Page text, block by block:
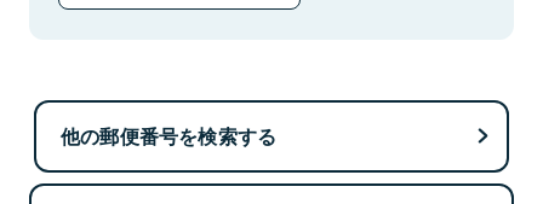
他の郵便番号を検索する